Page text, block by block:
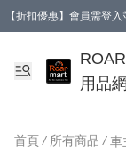
【折扣優惠】會員需登
【會員禮遇】會員消費
用品
首頁 / 所有商品 / 車